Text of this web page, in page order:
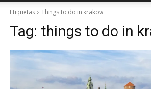
Thru
Etiquetas Things to do in krakow
Tag: things to do in